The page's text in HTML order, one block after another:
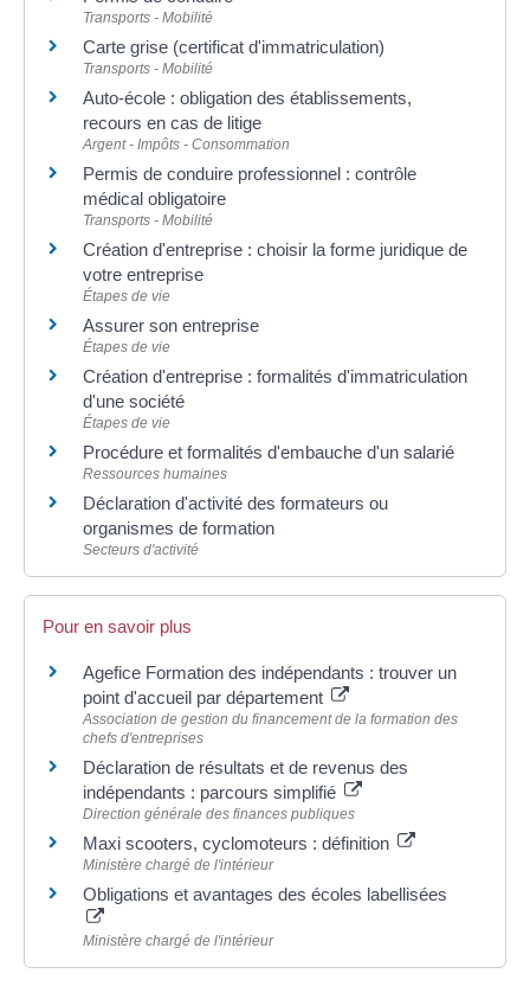
Transports - Mobilité
Carte grise (certificat d'immatriculation)
Transports - Mobilité
Auto-école : obligation des établissements,
recours en cas de litige
Argent - Impôts - Consommation
Permis de conduire professionnel : contrôle
médical obligatoire
Transports - Mobilité
Création d'entreprise : choisir la forme juridique de
votre entreprise
Étapes de vie
Assurer son entreprise
Étapes de vie
Création d'entreprise : formalités d'immatriculation
d'une société
Étapes de vie
Procédure et formalités d'embauche d'un salarié
Ressources humaines
Déclaration d'activité des formateurs ou
organismes de formation
Secteurs d'activité
Pour en savoir plus
Agefice Formation des indépendants : trouver un
point d'accueil par département
Association de gestion du financement de la formation des
chefs d'entreprises
Déclaration de résultats et de revenus des
indépendants : parcours simplifié
Direction générale des finances publiques
Maxi scooters, cyclomoteurs : définition
Ministère chargé de l'intérieur
Obligations et avantages des écoles labellisées
Ministère chargé de l'intérieur